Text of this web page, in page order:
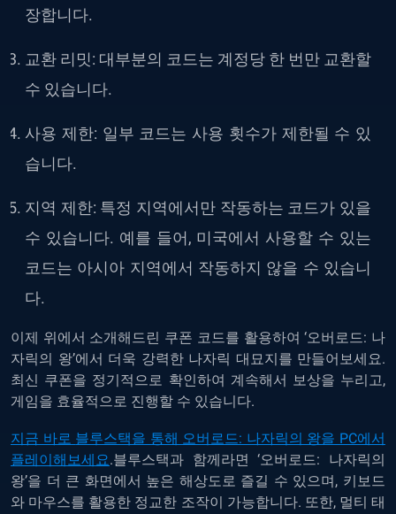
장합니다.
교환 리밋: 대부분의 코드는 계정당 한 번만 교환할
수 있습니다.
사용 제한: 일부 코드는 사용 횟수가 제한될 수 있
습니다.
지역 제한: 특정 지역에서만 작동하는 코드가 있을
수 있습니다. 예를 들어, 미국에서 사용할 수 있는
코드는 아시아 지역에서 작동하지 않을 수 있습니
다.
이제 위에서 소개해드린 쿠폰 코드를 활용하여 ‘오버로드: 나
자릭의 왕’에서 더욱 강력한 나자릭 대묘지를 만들어보세요.
최신 쿠폰을 정기적으로 확인하여 계속해서 보상을 누리고,
게임을 효율적으로 진행할 수 있습니다.
지금 바로 블루스택을 통해 오버로드: 나자릭의 왕을 PC에서
플레이해보세요.블루스택과 함께라면 ‘오버로드: 나자릭의
왕’을 더 큰 화면에서 높은 해상도로 즐길 수 있으며, 키보드
와 마우스를 활용한 정교한 조작이 가능합니다. 또한, 멀티 태